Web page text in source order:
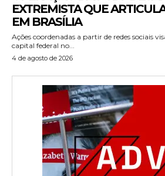
EXTREMISTA QUE
EM BRASÍLIA
Ações coordenadas a partir de redes sociais
capital federal no...
4 de agosto de 2026